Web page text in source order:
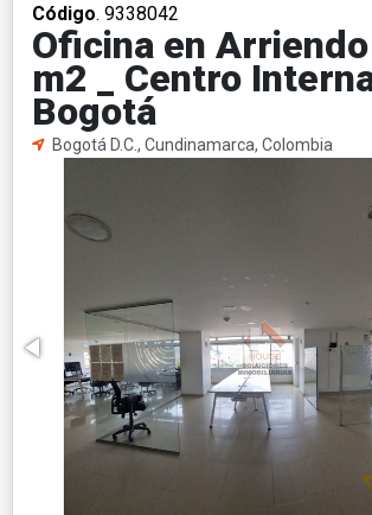
Código. 9338042
Oficina en
m2 _ Centro
Bogotá
Bogotá D.C., Cundinamarca, Colombia